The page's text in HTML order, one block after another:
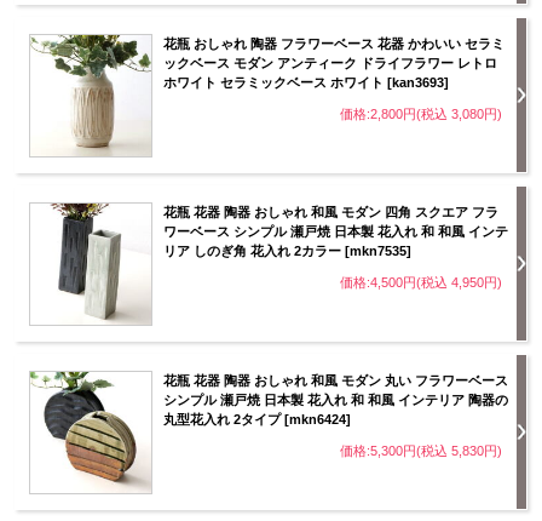
花瓶 おしゃれ 陶器 フラワーベース 花器 かわいい セラミ
ックベース モダン アンティーク ドライフラワー レトロ
ホワイト セラミックベース ホワイト [kan3693]
価格:2,800円(税込 3,080円)
花瓶 花器 陶器 おしゃれ 和風 モダン 四角 スクエア フラ
ワーベース シンプル 瀬戸焼 日本製 花入れ 和 和風 インテ
リア しのぎ角 花入れ 2カラー [mkn7535]
価格:4,500円(税込 4,950円)
花瓶 花器 陶器 おしゃれ 和風 モダン 丸い フラワーベース
シンプル 瀬戸焼 日本製 花入れ 和 和風 インテリア 陶器の
丸型花入れ 2タイプ [mkn6424]
価格:5,300円(税込 5,830円)